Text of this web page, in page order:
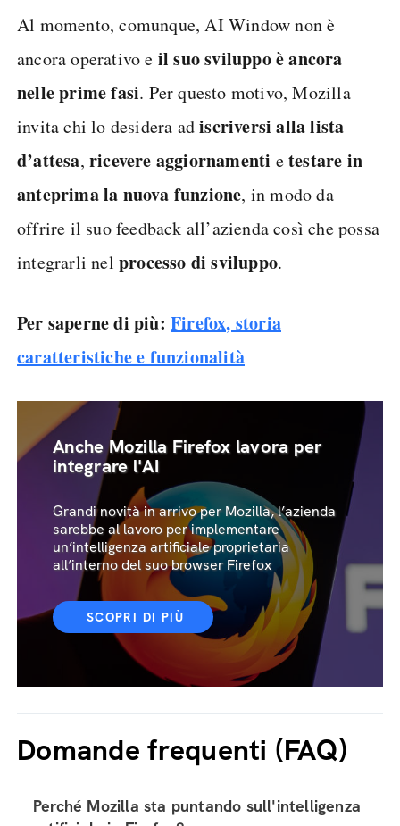
Al momento, comunque, AI Window non è
ancora operativo e il suo sviluppo è ancora
nelle prime fasi. Per questo motivo, Mozilla
invita chi lo desidera adiscriversi alla lista
d’attesa,ricevere aggiornamenti etestare in
anteprima la nuova funzione, in modo da
offrire il suo feedback all’azienda così che possa
integrarli nel processo di sviluppo.
Per saperne di più: Firefox, storia
caratteristiche e funzionalità
Anche Mozilla Firefox lavora per
integrare l'AI
Grandi novità in arrivo per Mozilla, l’azienda
sarebbe al lavoro per implementare
un’intelligenza artificiale proprietaria
all’interno del suo browser Firefox
SCOPRI DI PIÙ
Domande frequenti (FAQ)
Perché Mozilla sta puntando sull'intelligenza